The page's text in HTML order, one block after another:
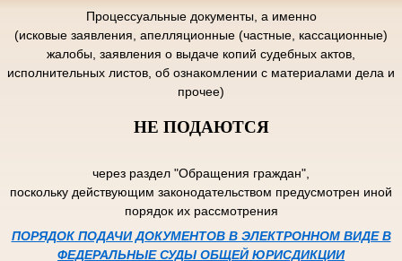
Процессуальные документы, а именно
(исковые заявления, апелляционные (частные, кассационные)
жалобы, заявления о выдаче копий судебных актов,
исполнительных листов, об ознакомлении с материалами дела и
прочее)
НЕ ПОДАЮТСЯ
через раздел "Обращения граждан",
поскольку действующим законодательством предусмотрен иной
порядок их рассмотрения
ПОРЯДОК ПОДАЧИ ДОКУМЕНТОВ В ЭЛЕКТРОННОМ ВИДЕ В
ФЕДЕРАЛЬНЫЕ СУДЫ ОБЩЕЙ ЮРИСДИКЦИИ